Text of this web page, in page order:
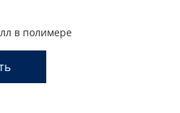
в полимере